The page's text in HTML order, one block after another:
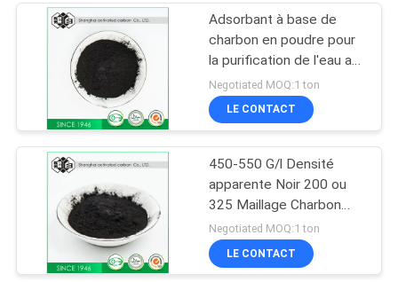
Noir de carbone
activé
Adsorbant à base de
charbon en poudre pour
la purification de l'eau au
charbon actif 200 325
Mesh
Negotiated MOQ:1 ton
LE CONTACT
450-550 G/l Densité
apparente Noir 200 ou
325 Maillage Charbon
actif en poudre Pour le
traitement de l'eau
Negotiated MOQ:1 ton
LE CONTACT